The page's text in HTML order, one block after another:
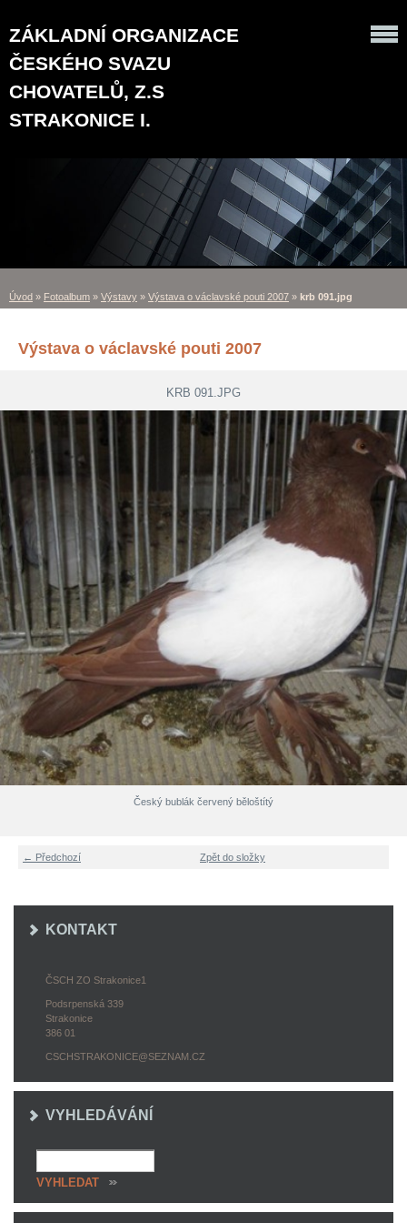
ZÁKLADNÍ ORGANIZACE
ČESKÉHO SVAZU
CHOVATELŮ, Z.S
STRAKONICE I.
Úvod » Fotoalbum » Výstavy » Výstava o václavské pouti 2007 » krb 091.jpg
Výstava o václavské pouti 2007
KRB 091.JPG
Český bublák červený běloštítý
← Předchozí Zpět do složky
KONTAKT
ČSCH ZO Strakonice1
Podsrpenská 339
Strakonice
386 01
CSCHSTRAKONICE@SEZNAM.CZ
VYHLEDÁVÁNÍ